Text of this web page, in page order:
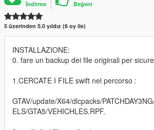
İndirme Beğeni
5 üzerinden 5.0 yıldız (6 oy ile)
INSTALLAZIONE:
0. fare un backup dei file originali per
1.CERCATE I FILE swift nel percorso :
GTAV/update/X64/dlcpacks/
ELS/GTA5/VEHICHLES.RPF.